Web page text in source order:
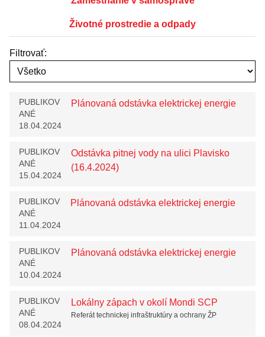
Životné prostredie a odpady
Filtrovať:
PUBLIKOV
ANÉ
18.04.2024
Plánovaná odstávka elektrickej energie
PUBLIKOV
ANÉ
15.04.2024
Odstávka pitnej vody na ulici Plavisko
(16.4.2024)
PUBLIKOV
ANÉ
11.04.2024
Plánovaná odstávka elektrickej energie
PUBLIKOV
ANÉ
10.04.2024
Plánovaná odstávka elektrickej energie
PUBLIKOV
ANÉ
08.04.2024
Lokálny zápach v okolí Mondi SCP
Referát technickej infraštruktúry a ochrany ŽP